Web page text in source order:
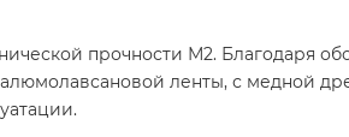
прочности М2. Благодаря
ленты, с медной